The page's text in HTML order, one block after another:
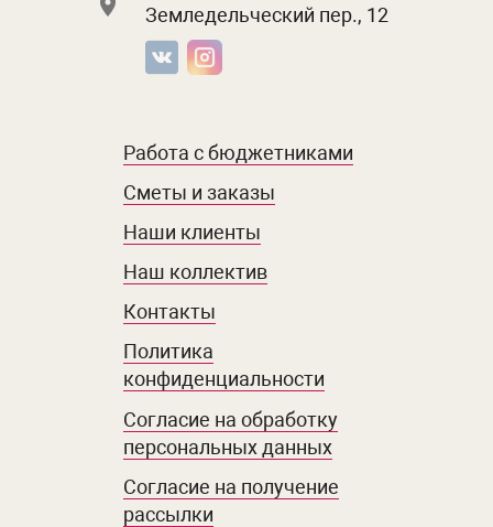
Земледельческий пер., 12
Работа с бюджетниками
Сметы и заказы
Наши клиенты
Наш коллектив
Контакты
Политика
конфиденциальности
Согласие на обработку
персональных данных
Согласие на получение
рассылки